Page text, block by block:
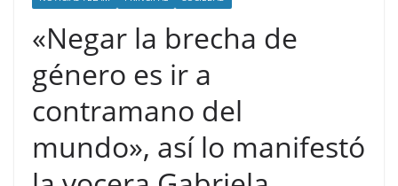
«Negar la brecha de
género es ir a
contramano del
mundo», así lo manifestó